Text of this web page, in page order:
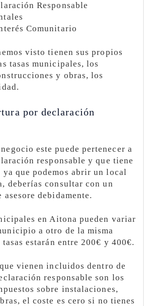
Responsable
Comunitario
visto tienen sus propios
tasas municipales, los
y obras, los
por declaración
este puede pertenecer a
responsable y que tiene
ya que podemos abrir un local
deberías consultar con un
debidamente.
en Aitona pueden variar
a otro de la misma
estarán entre 200€ y 400€.
vienen incluidos dentro de
responsable son los
sobre instalaciones,
el coste es cero si no tienes